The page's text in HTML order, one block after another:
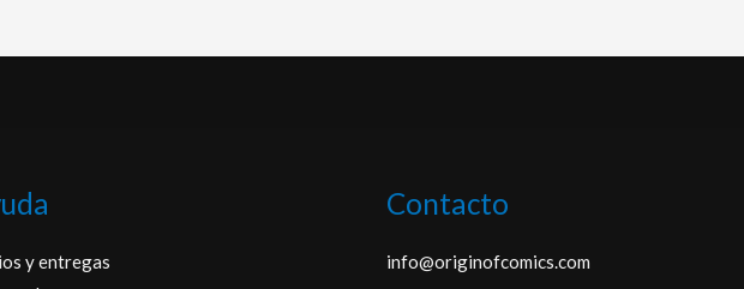
y entregas
Contacto
info@originofcomics.com